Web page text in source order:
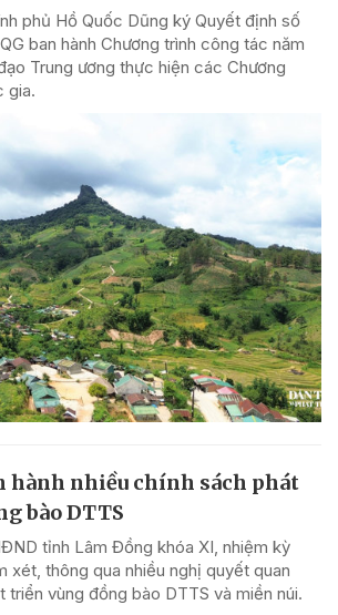
phủ Hồ Quốc Dũng ký Quyết định số
ban hành Chương trình công tác năm
Trung ương thực hiện các Chương
gia.
hành nhiều chính sách phát
bào DTTS
tỉnh Lâm Đồng khóa XI, nhiệm kỳ
xét, thông qua nhiều nghị quyết quan
triển vùng đồng bào DTTS và miền núi.